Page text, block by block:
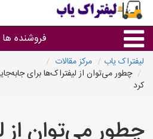
فروشنده ها
گروه ها
لیفتراک یاب
مرکز مقالات
چطور می‌توان از لیفتراک‌ها برای
کرد
چطور می‌توان از